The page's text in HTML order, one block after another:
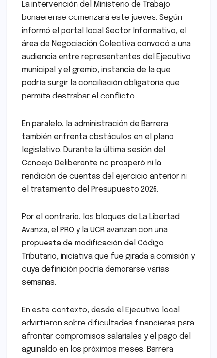
La intervención del Ministerio de Trabajo
bonaerense comenzará este jueves. Según
informó el portal local Sector Informativo, el
área de Negociación Colectiva convocó a una
audiencia entre representantes del Ejecutivo
municipal y el gremio, instancia de la que
podría surgir la conciliación obligatoria que
permita destrabar el conflicto.
En paralelo, la administración de Barrera
también enfrenta obstáculos en el plano
legislativo. Durante la última sesión del
Concejo Deliberante no prosperó ni la
rendición de cuentas del ejercicio anterior ni
el tratamiento del Presupuesto 2026.
Por el contrario, los bloques de La Libertad
Avanza, el PRO y la UCR avanzan con una
propuesta de modificación del Código
Tributario, iniciativa que fue girada a comisión y
cuya definición podría demorarse varias
semanas.
En este contexto, desde el Ejecutivo local
advirtieron sobre dificultades financieras para
afrontar compromisos salariales y el pago del
aguinaldo en los próximos meses. Barrera